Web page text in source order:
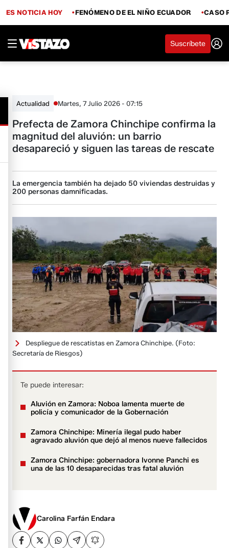
ES NOTICIA HOY FENÓMENO DE EL NIÑO ECUADOR CASO
Suscríbete
Actualidad Martes, 7 Julio 2026 - 07:15
Prefecta de Zamora Chinchipe confirma la
magnitud del aluvión: un barrio
desapareció y siguen las tareas de rescate
La emergencia también ha dejado 50 viviendas destruidas y
200 personas damnificadas.
Despliegue de rescatistas en Zamora Chinchipe. (Foto:
Secretaría de Riesgos)
Te puede interesar:
Aluvión en Zamora: Noboa lamenta muerte de
policía y comunicador de la Gobernación
Zamora Chinchipe: Minería ilegal pudo haber
agravado aluvión que dejó al menos nueve fallecidos
Zamora Chinchipe: gobernadora Ivonne Panchi es
una de las 10 desaparecidas tras fatal aluvión
Carolina Farfán Endara